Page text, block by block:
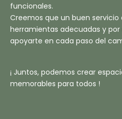
funcionales.
Creemos que un buen
herramientas adecuadas y
apoyarte en cada paso del
¡ Juntos, podemos crear
memorables para todos !